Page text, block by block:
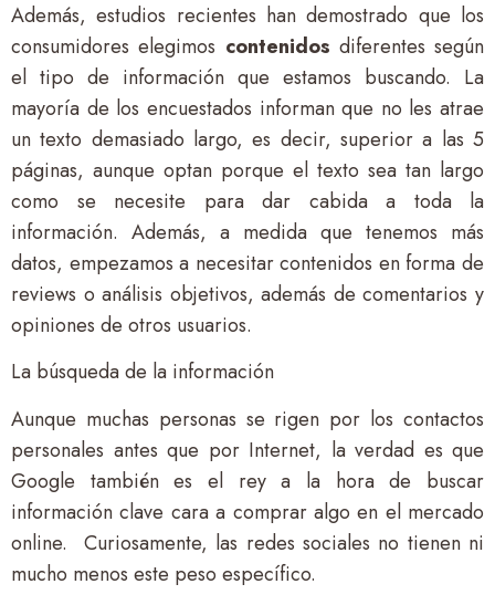
Además, estudios recientes han demostrado que los
consumidores elegimos contenidos diferentes según
el tipo de información que estamos buscando. La
mayoría de los encuestados informan que no les atrae
un texto demasiado largo, es decir, superior a las 5
páginas, aunque optan porque el texto sea tan largo
como se necesite para dar cabida a toda la
información. Además, a medida que tenemos más
datos, empezamos a necesitar contenidos en forma de
reviews o análisis objetivos, además de comentarios y
opiniones de otros usuarios.
La búsqueda de la información
Aunque muchas personas se rigen por los contactos
personales antes que por Internet, la verdad es que
Google también es el rey a la hora de buscar
información clave cara a comprar algo en el mercado
online. Curiosamente, las redes sociales no tienen ni
mucho menos este peso específico.